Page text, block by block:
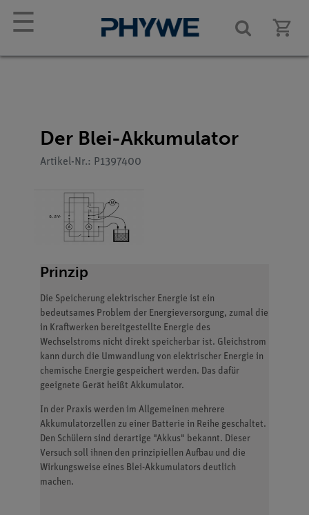
☰
Der Blei-Akkumulator
Artikel-Nr.: P1397400
Prinzip
Die Speicherung elektrischer Energie ist ein
bedeutsames Problem der Energieversorgung, zumal die
in Kraftwerken bereitgestellte Energie des
Wechselstroms nicht direkt speicherbar ist. Gleichstrom
kann durch die Umwandlung von elektrischer Energie in
chemische Energie gespeichert werden. Das dafür
geeignete Gerät heißt Akkumulator.
In der Praxis werden im Allgemeinen mehrere
Akkumulatorzellen zu einer Batterie in Reihe geschaltet.
Den Schülern sind derartige "Akkus" bekannt. Dieser
Versuch soll ihnen den prinzipiellen Aufbau und die
Wirkungsweise eines Blei-Akkumulators deutlich
machen.